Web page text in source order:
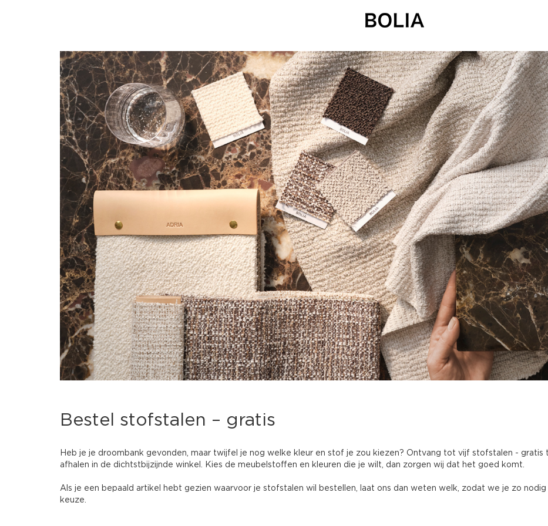
Bestel stofstalen – gratis
Heb je je droombank gevonden, maar twijfel je nog welke kleur en stof je zou kiezen? Ontvang tot vijf stofstalen -
afhalen in de dichtstbijzijnde winkel. Kies de meubelstoffen en kleuren die je wilt, dan zorgen wij dat het goed komt.
Als je een bepaald artikel hebt gezien waarvoor je stofstalen wil bestellen, laat ons dan weten welk, zodat we je zo
keuze.